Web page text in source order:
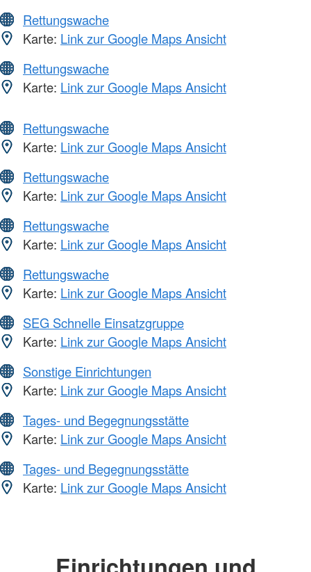
Rettungswache
Karte: Link zur Google Maps Ansicht
Rettungswache
Karte: Link zur Google Maps Ansicht
Rettungswache
Karte: Link zur Google Maps Ansicht
Rettungswache
Karte: Link zur Google Maps Ansicht
Rettungswache
Karte: Link zur Google Maps Ansicht
Rettungswache
Karte: Link zur Google Maps Ansicht
SEG Schnelle Einsatzgruppe
Karte: Link zur Google Maps Ansicht
Sonstige Einrichtungen
Karte: Link zur Google Maps Ansicht
Tages- und Begegnungsstätte
Karte: Link zur Google Maps Ansicht
Tages- und Begegnungsstätte
Karte: Link zur Google Maps Ansicht